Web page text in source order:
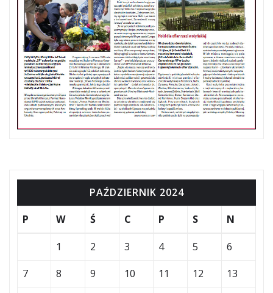
PAŹDZIERNIK 2024
P
W Ś C P S N
1 2 3 4 5
6
7
8 9 10 11 12
13